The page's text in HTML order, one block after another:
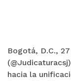
Bogotá, D.C.,
hacia la